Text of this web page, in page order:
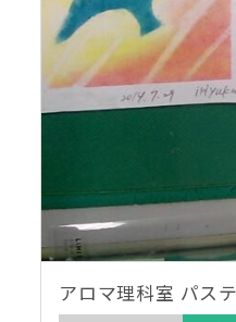
アロマ理科室 パス